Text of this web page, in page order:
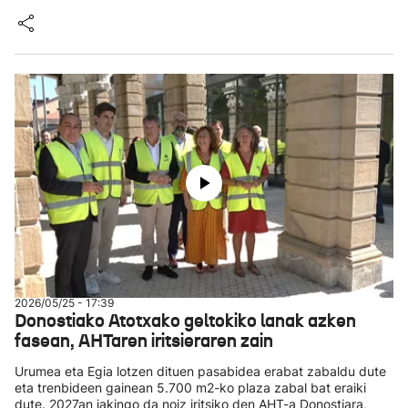
2026/05/25 - 17:39
Donostiako Atotxako geltokiko lanak azken
fasean, AHTaren iritsieraren zain
Urumea eta Egia lotzen dituen pasabidea erabat zabaldu dute
eta trenbideen gainean 5.700 m2-ko plaza zabal bat eraiki
dute. 2027an jakingo da noiz iritsiko den AHT-a Donostiara,